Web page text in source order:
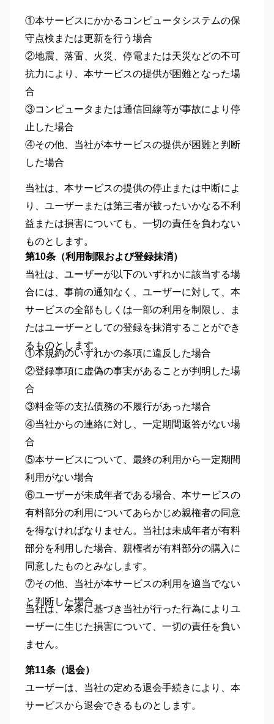
①本サービスにかかるコンピュータシステムの保
守点検または更新を行う場合
②地震、落雷、火災、停電または天災などの不可
抗力により、本サービスの提供が困難となった場
合
③コンピュータまたは通信回線等が事故により停
止した場合
④その他、当社が本サービスの提供が困難と判断
した場合
当社は、本サービスの提供の停止または中断によ
り、ユーザーまたは第三者が被ったいかなる不利
益または損害についても、一切の責任を負わない
ものとします。
第10条（利用制限および登録抹消）
当社は、ユーザーが以下のいずれかに該当する場
合には、事前の通知なく、ユーザーに対して、本
サービスの全部もしくは一部の利用を制限し、ま
たはユーザーとしての登録を抹消することができ
るものとします。
①本規約のいずれかの条項に違反した場合
②登録事項に虚偽の事実があることが判明した場
合
③料金等の支払債務の不履行があった場合
④当社からの連絡に対し、一定期間返答がない場
合
⑤本サービスについて、最終の利用から一定期間
利用がない場合
⑥ユーザーが未成年者である場合、本サービスの
有料部分の利用についてあらかじめ親権者の同意
を得なければなりません。当社は未成年者が有料
部分を利用した場合、親権者が有料部分の購入に
同意したものとみなします。
⑦その他、当社が本サービスの利用を適当でない
と判断した場合
当社は、本条に基づき当社が行った行為によりユ
ーザーに生じた損害について、一切の責任を負い
ません。
第11条（退会）
ユーザーは、当社の定める退会手続きにより、本
サービスから退会できるものとします。